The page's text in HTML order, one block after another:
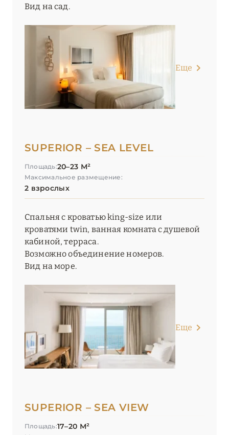
ПАРИЖ
ПРОВАНС
Вид на сад.
Еще
SUPERIOR – SEA LEVEL
Площадь:20–23 М²
Максимальное размещение:
2 взрослых
Спальня с кроватью king-size или
кроватями twin, ванная комната с душевой
кабиной, терраса.
Возможно объединение номеров.
Вид на море.
Еще
SUPERIOR – SEA VIEW
Площадь:17–20 М²